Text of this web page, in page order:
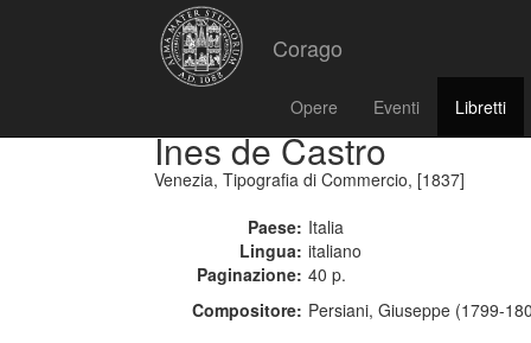
Corago
Opere Eventi Libretti
Ines de Castro
Venezia, Tipografia di Commercio, [1837]
Paese: Italia
Lingua: italiano
Paginazione: 40 p.
Compositore: Persiani, Giuseppe (1799-